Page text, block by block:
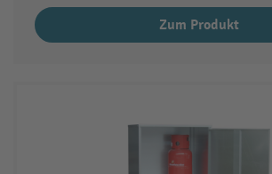
Zum Produkt